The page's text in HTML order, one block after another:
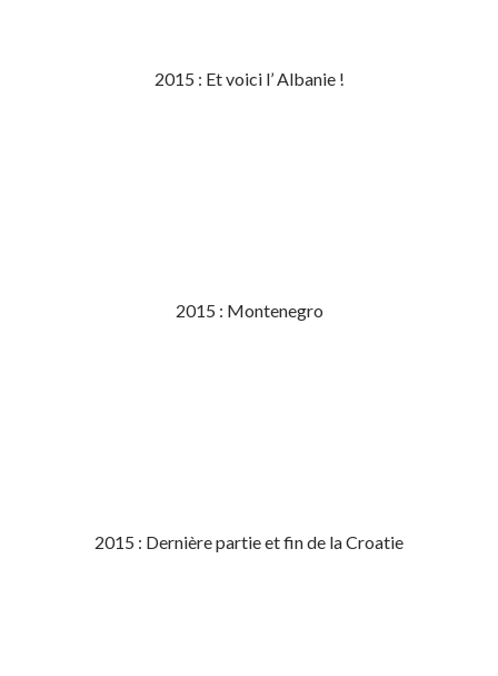
2015 : Et voici l’ Albanie !
2015 : Montenegro
2015 : Dernière partie et fin de la Croatie